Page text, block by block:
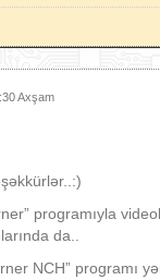
Axşam
programıyla
da..
NCH” programı